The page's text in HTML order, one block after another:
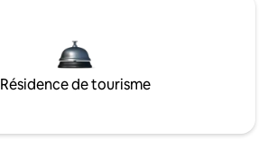
Résidence de tourisme